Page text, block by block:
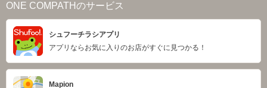
ONE COMPATHのサービス
シュフーチラシアプリ
アプリならお気に入りのお店がすぐに見つかる！
Mapion